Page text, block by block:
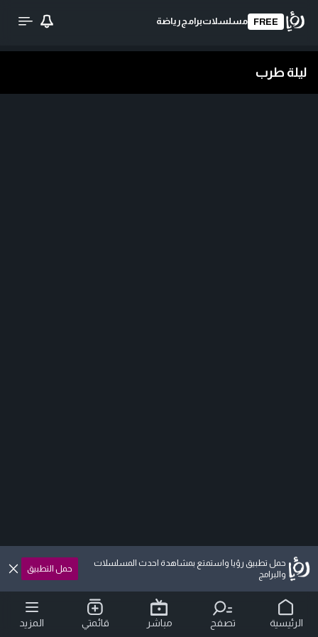
FREE مسلسلاتبرامج رياضة
ليلة طرب
حمل تطبيق رؤيا واستمتع بمشاهدة احدث المسلسلات
والبرامج
حمل التطبيق
الرئيسية تصفح مباشر قائمتي المزيد